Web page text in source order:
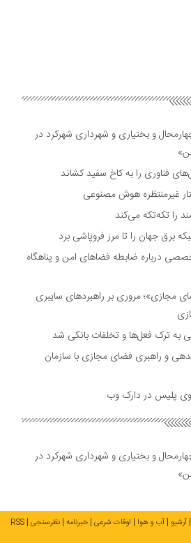
و بختیاری و شهرداری شهرکرد در
فناوری را به کاخ سفید کشاند
غیرمنتظره هوش مصنوعی
را تکه‌تکه می‌کند
جهان را تا مرز فروپاشی برد
درباره ضابطه فضا‌های امن و پناهگاه
مجازی»؛ مروری بر راهبرد‌های سایبری
به ترک فعل‌ها و تخلفات بانکی شد
و راهبری فضای مجازی با سازمان
و بختیاری و شهرداری شهرکرد در
آرشیو آب و هوا اوقات شرعی خبرنامه نظرسنجی RSS